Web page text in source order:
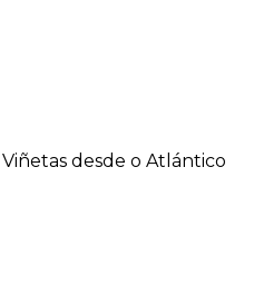
desde o Atlántico